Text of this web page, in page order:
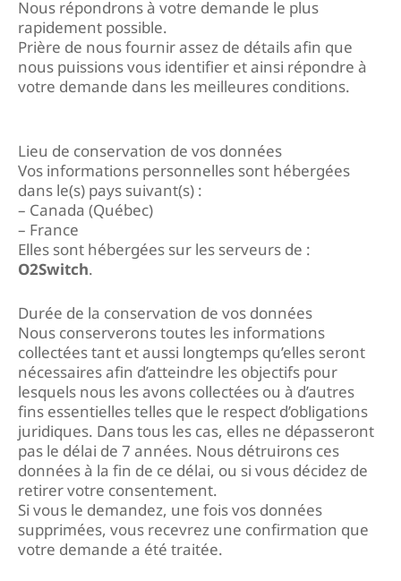
Nous répondrons à votre demande le plus
rapidement possible.
Prière de nous fournir assez de détails afin que
nous puissions vous identifier et ainsi répondre à
votre demande dans les meilleures conditions.
Lieu de conservation de vos données
Vos informations personnelles sont hébergées
dans le(s) pays suivant(s) :
– Canada (Québec)
– France
Elles sont hébergées sur les serveurs de :
O2Switch.
Durée de la conservation de vos données
Nous conserverons toutes les informations
collectées tant et aussi longtemps qu’elles seront
nécessaires afin d’atteindre les objectifs pour
lesquels nous les avons collectées ou à d’autres
fins essentielles telles que le respect d’obligations
juridiques. Dans tous les cas, elles ne dépasseront
pas le délai de 7 années. Nous détruirons ces
données à la fin de ce délai, ou si vous décidez de
retirer votre consentement.
Si vous le demandez, une fois vos données
supprimées, vous recevrez une confirmation que
votre demande a été traitée.